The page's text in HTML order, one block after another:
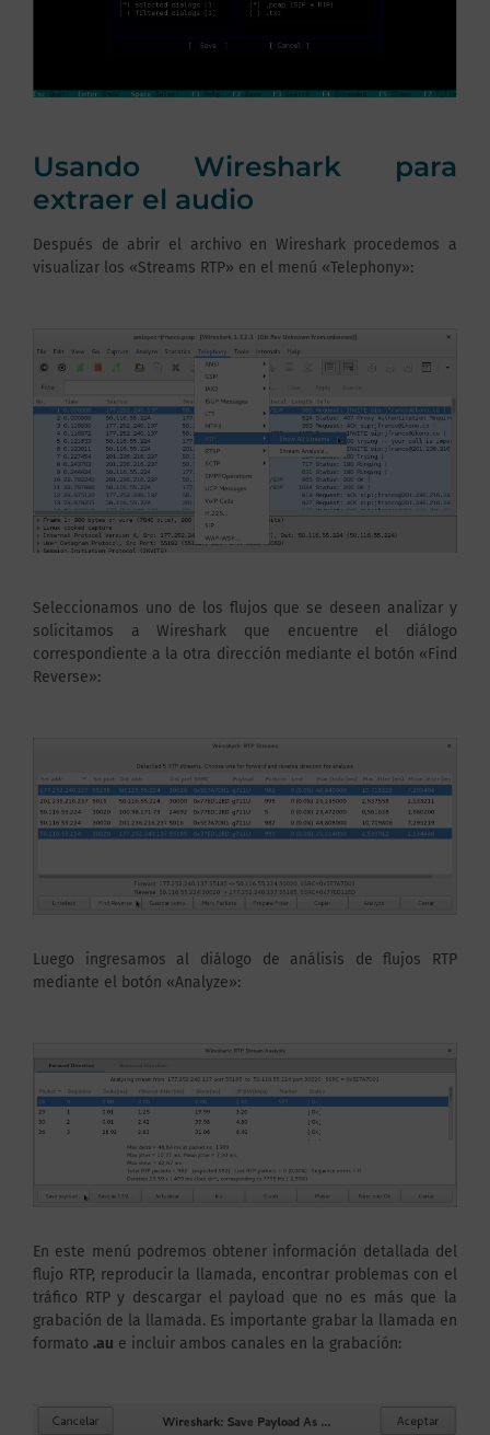
Usando Wireshark para
extraer el audio
Después de abrir el archivo en Wireshark procedemos a
visualizar los «Streams RTP» en el menú «Telephony»:
Seleccionamos uno de los flujos que se deseen analizar y
solicitamos a Wireshark que encuentre el diálogo
correspondiente a la otra dirección mediante el botón «Find
Reverse»:
Luego ingresamos al diálogo de análisis de flujos RTP
mediante el botón «Analyze»:
En este menú podremos obtener información detallada del
flujo RTP, reproducir la llamada, encontrar problemas con el
tráfico RTP y descargar el payload que no es más que la
grabación de la llamada. Es importante grabar la llamada en
formato .au e incluir ambos canales en la grabación: